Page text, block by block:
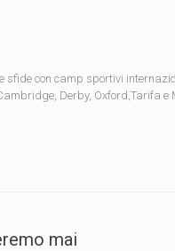
sfide con camp sportivi
Derby, Oxford,Tarifa e
mai